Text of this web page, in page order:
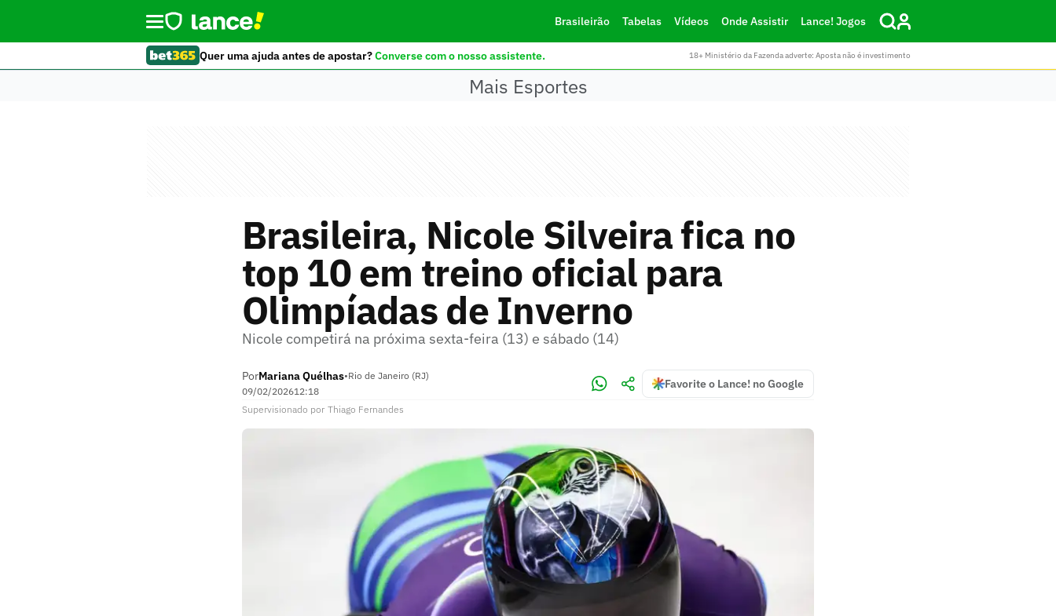
Brasileirão Tabelas Vídeos Onde Assistir Lance! Jogos
Quer uma ajuda antes de apostar?Converse com o nosso assistente. 18+ Ministério da Fazenda adverte: Aposta não é investimento
Mais Esportes
Brasileira, Nicole Silveira fica no
top 10 em treino oficial para
Olimpíadas de Inverno
Nicole competirá na próxima sexta-feira (13) e sábado (14)
PorMariana Quélhas•Rio de Janeiro (RJ)
09/02/202612:18
Favorite o Lance! no Google
Supervisionado por Thiago Fernandes